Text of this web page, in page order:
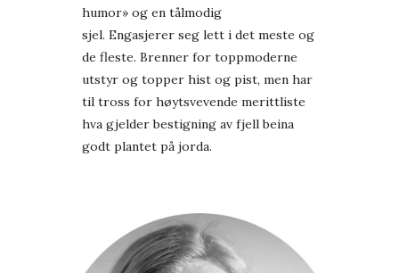
humor» og en tålmodig
sjel. Engasjerer seg lett i det meste og
de fleste. Brenner for toppmoderne
utstyr og topper hist og pist, men har
til tross for høytsvevende merittliste
hva gjelder bestigning av fjell beina
godt plantet på jorda.